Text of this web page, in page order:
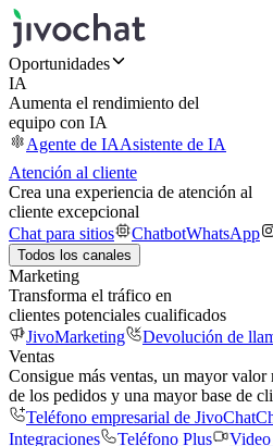
Oportunidades
IA
Aumenta el rendimiento del
equipo con IA
Agente de IAAsistente de IA
Atención al cliente
Crea una experiencia de atención al
cliente excepcional
Chat para sitios
ChatbotWhatsApp
Todos los canales
Marketing
Transforma el tráfico en
clientes potenciales cualificados
JivoMarketing
Devolución de
Ventas
Consigue más ventas, un mayor valor
de los pedidos y una mayor base de
Teléfono empresarial de JivoChat
Integraciones
Teléfono Plus Video